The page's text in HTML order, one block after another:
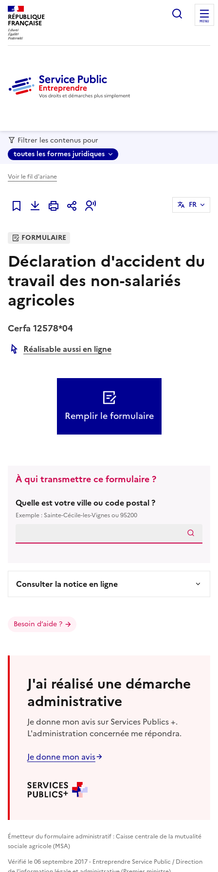
RÉPUBLIQUE
FRANÇAISE MENU
Filtrer les contenus pour
toutes les formes juridiques
Voir le fil d'ariane
Ajouter à mes favoris
FR
FORMULAIRE
Déclaration d'accident du
travail des non-salariés
agricoles
Cerfa 12578*04
Réalisable aussi en ligne
Remplir le formulaire
À qui transmettre ce formulaire ?
Quelle est votre ville ou code postal ?
Exemple : Sainte-Cécile-les-Vignes ou 95200
Consulter la notice en ligne
Besoin d’aide ?
J'ai réalisé une démarche
administrative
Je donne mon avis sur Services Publics +.
L'administration concernée me répondra.
Je donne mon avis
Émetteur du formulaire administratif : Caisse centrale de la mutualité
sociale agricole (MSA)
Vérifié le 06 septembre 2017 - Entreprendre Service Public / Direction